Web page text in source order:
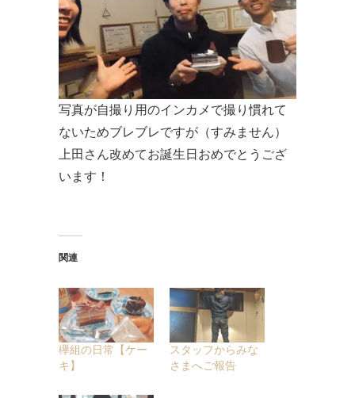
写真が自撮り用のインカメで撮り慣れて
ないためブレブレですが（すみません）
上田さん改めてお誕生日おめでとうござ
います！
関連
欅組の日常【ケー
キ】
スタッフからみな
さまへご報告